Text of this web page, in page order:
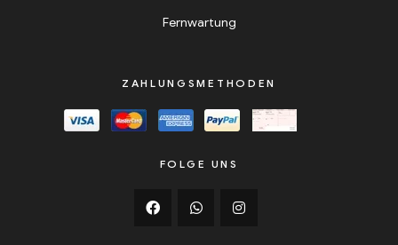
Fernwartung
ZAHLUNGSMETHODEN
FOLGE UNS